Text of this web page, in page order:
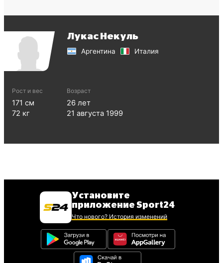
Лукас Некуль
Аргентина Италия
Рост и вес
171 см
72 кг
Возраст
26 лет
21 августа 1999
Установите
приложение Sport24
Что нового? История изменений